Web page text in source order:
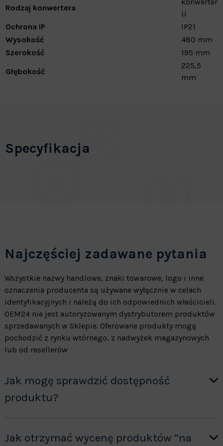
Rodzaj konwertera
U
Ochrona IP
IP21
Wysokość
480 mm
Szerokość
195 mm
Głębokość
225,5
mm
Specyfikacja
Najczęściej zadawane pytania
Wszystkie nazwy handlowe, znaki towarowe, logo i inne
oznaczenia producenta są używane wyłącznie w celach
identyfikacyjnych i należą do ich odpowiednich właścicieli.
OEM24 nie jest autoryzowanym dystrybutorem produktów
sprzedawanych w Sklepie. Oferowane produkty mogą
pochodzić z rynku wtórnego, z nadwyżek magazynowych
lub od resellerów
Jak mogę sprawdzić dostępność
produktu?
Jak otrzymać wycenę produktów ”na